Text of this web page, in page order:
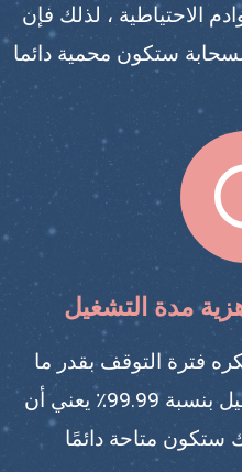
الاحتياطية ، لذلك فإن
ستكون محمية دائما
فترة التوقف بقدر ما
تفعل. إن ضمان وقت التشغيل بنسبة 99.99٪ يعني أن
ستكون متاحة دائمًا